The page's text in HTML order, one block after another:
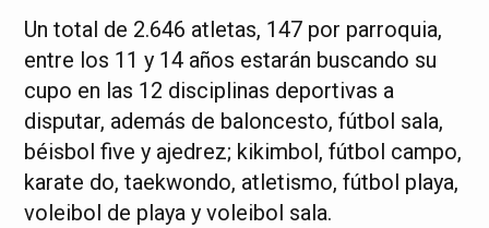
Un total de 2.646 atletas, 147 por parroquia,
entre los 11 y 14 años estarán buscando su
cupo en las 12 disciplinas deportivas a
disputar, además de baloncesto, fútbol sala,
béisbol five y ajedrez; kikimbol, fútbol campo,
karate do, taekwondo, atletismo, fútbol playa,
voleibol de playa y voleibol sala.